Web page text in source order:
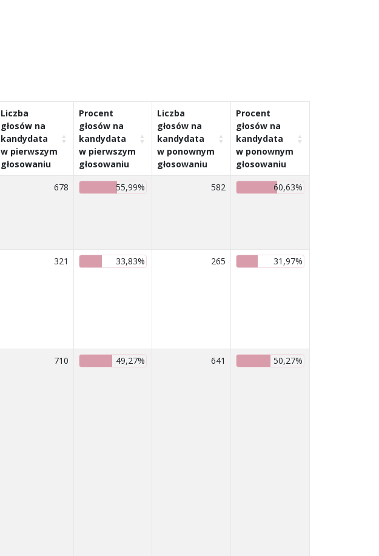
Liczba
głosów na
kandydata
w pierwszym
głosowaniu
Procent
głosów na
kandydata
w pierwszym
głosowaniu
Liczba
głosów na
kandydata
w ponownym
głosowaniu
Procent
głosów na
kandydata
w ponownym
głosowaniu
678 55,99% 582 60,63%
321 33,83% 265 31,97%
710 49,27% 641 50,27%